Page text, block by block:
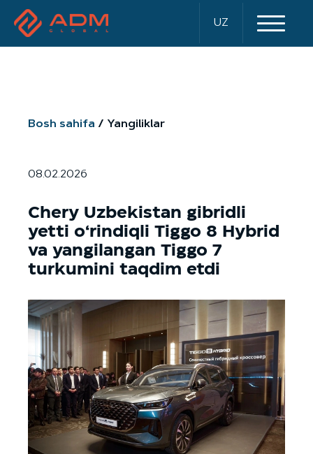
UZ
Bosh sahifa Yangiliklar
08.02.2026
Chery Uzbekistan gibridli
yetti o‘rindiqli Tiggo 8 Hybrid
va yangilangan Tiggo 7
turkumini taqdim etdi